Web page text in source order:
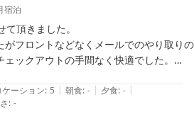
宿泊
頂きました。
フロントなどなくメールでのやり取りの
ックアウトの手間なく快適でした。
り中庭も広い。お風呂も大きく露天風呂
てもおすすめの宿だと思います。
ケーション: 5 | 朝食: - | 夕食: - |
: -